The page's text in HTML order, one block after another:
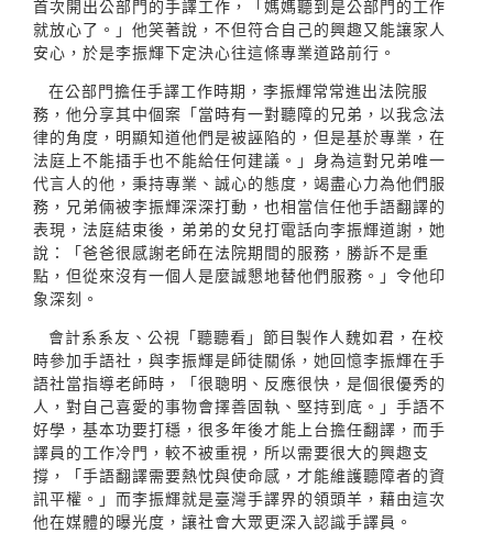
首次開出公部門的手譯工作，「媽媽聽到是公部門的工作
就放心了。」他笑著說，不但符合自己的興趣又能讓家人
安心，於是李振輝下定決心往這條專業道路前行。
在公部門擔任手譯工作時期，李振輝常常進出法院服
務，他分享其中個案「當時有一對聽障的兄弟，以我念法
律的角度，明顯知道他們是被誣陷的，但是基於專業，在
法庭上不能插手也不能給任何建議。」身為這對兄弟唯一
代言人的他，秉持專業、誠心的態度，竭盡心力為他們服
務，兄弟倆被李振輝深深打動，也相當信任他手語翻譯的
表現，法庭結束後，弟弟的女兒打電話向李振輝道謝，她
說：「爸爸很感謝老師在法院期間的服務，勝訴不是重
點，但從來沒有一個人是麼誠懇地替他們服務。」令他印
象深刻。
會計系系友、公視「聽聽看」節目製作人魏如君，在校
時參加手語社，與李振輝是師徒關係，她回憶李振輝在手
語社當指導老師時，「很聰明、反應很快，是個很優秀的
人，對自己喜愛的事物會擇善固執、堅持到底。」手語不
好學，基本功要打穩，很多年後才能上台擔任翻譯，而手
譯員的工作冷門，較不被重視，所以需要很大的興趣支
撐，「手語翻譯需要熱忱與使命感，才能維護聽障者的資
訊平權。」而李振輝就是臺灣手譯界的領頭羊，藉由這次
他在媒體的曝光度，讓社會大眾更深入認識手譯員。